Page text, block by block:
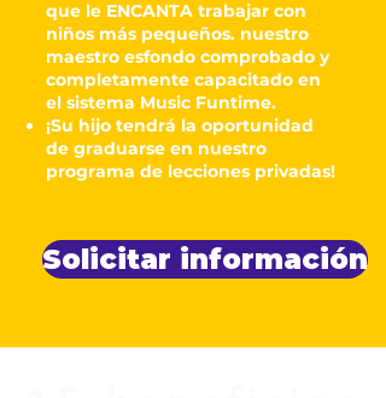
que le ENCANTA trabajar con
niños más pequeños. nuestro
maestro esfondo comprobado y
completamente capacitado en
el sistema Music Funtime.
¡Su hijo tendrá la oportunidad
de graduarse en nuestro
programa de lecciones privadas!
Solicitar información